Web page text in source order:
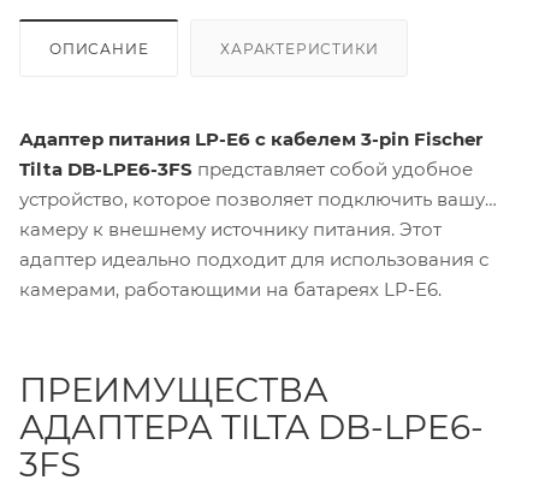
ОПИСАНИЕ ХАРАКТЕРИСТИКИ
Адаптер питания LP-E6 с кабелем 3-pin Fischer
Tilta DB-LPE6-3FS представляет собой удобное
устройство, которое позволяет подключить вашу
камеру к внешнему источнику питания. Этот
адаптер идеально подходит для использования с
камерами, работающими на батареях LP-E6.
ПРЕИМУЩЕСТВА
АДАПТЕРА TILTA DB-LPE6-
3FS